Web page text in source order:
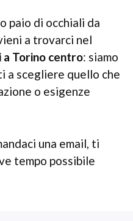
paio di occhiali da
a trovarci nel
a Torino centro: siamo
a scegliere quello che
o esigenze
una email, ti
tempo possibile